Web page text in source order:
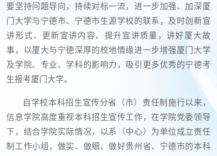
要坚持问题导向，持续对标一流，进一步加强、加深厦
门大学与宁德市、宁德市生源学校的联系，及时创新宣
讲形式、更新宣讲内容、提升宣讲质量，讲好厦大故
事，以厦大与宁德深厚的校地情缘进一步增强厦门大学
及学院、专业、学科的影响力，吸引更多优秀的宁德考
生报考厦门大学。
自学校本科招生宣传分省（市）责任制施行以来，
信息学院高度重视本科招生宣传工作，在学院党委领导
下，结合学院实际情况，以系（中心）为单位成立责任
制工作小组，做实、做细、做好贵州省、宁德市的本科